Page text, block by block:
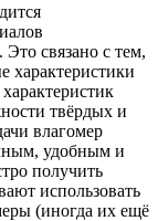
Это связано с тем,
характеристики
твёрдых и
влагомер
удобным и
получить
использовать
(иногда их ещё